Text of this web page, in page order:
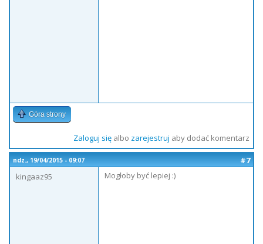
Góra strony
Zaloguj sięalbo zarejestruj aby dodać komentarz
ndz., 19/04/2015 - 09:07
#7
kingaaz95
Mogłoby być lepiej :)